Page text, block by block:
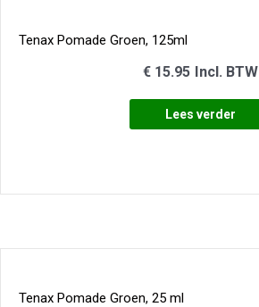
Tenax Pomade Groen, 125ml
€15.95 Incl. BTW
Lees verder
Tenax Pomade Groen, 25 ml